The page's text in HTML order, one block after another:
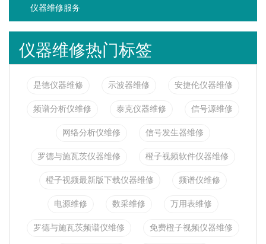
仪器维修服务
仪器维修热门标签
是德仪器维修 示波器维修 安捷伦仪器维修
频谱分析仪维修 泰克仪器维修 信号源维修
网络分析仪维修 信号发生器维修
罗德与施瓦茨仪器维修 橙子视频软件仪器维修
橙子视频最新版下载仪器维修 频谱仪维修
电源维修 数采维修 万用表维修
罗德与施瓦茨频谱仪维修 免费橙子视频仪器维修